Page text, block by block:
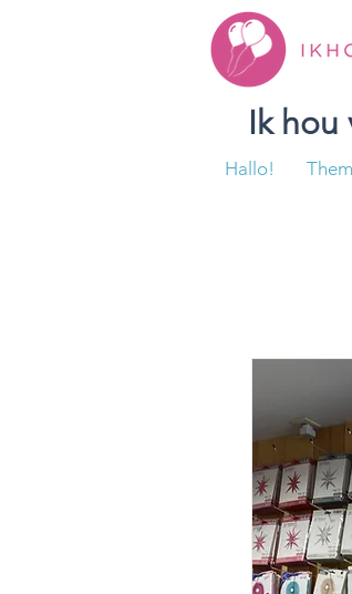
Ik hou
Hallo!